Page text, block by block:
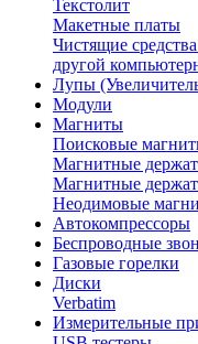
Текстолит
Макетные платы
Чистящие
другой
Лупы
Модули
Магниты
Поисковые
Магнитные
Магнитные
Неодимовые
Автокомпрессоры
Беспроводные
Газовые горелки
Диски
Verbatim
Измерительные